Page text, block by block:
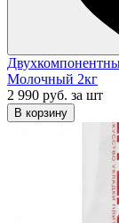
Молочный 2кг
2 990 руб. за шт
В корзину